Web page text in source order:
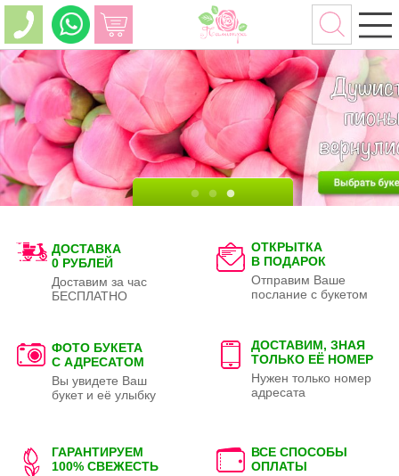
ДОСТАВКА
0 РУБЛЕЙ
Доставим за час
БЕСПЛАТНО
ОТКРЫТКА
В ПОДАРОК
Отправим Ваше
послание с букетом
ФОТО БУКЕТА
С АДРЕСАТОМ
Вы увидете Ваш
букет и её улыбку
ДОСТАВИМ, ЗНАЯ
ТОЛЬКО ЕЁ НОМЕР
Нужен только номер
адресата
ГАРАНТИРУЕМ
100% СВЕЖЕСТЬ
ВСЕ СПОСОБЫ
ОПЛАТЫ